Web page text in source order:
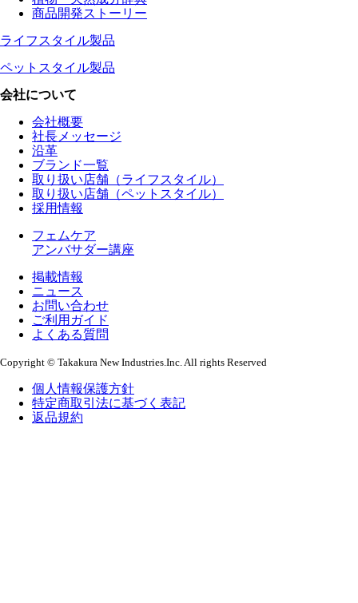
商品開発ストーリー
ライフスタイル製品
ペットスタイル製品
会社について
会社概要
社長メッセージ
沿革
ブランド一覧
取り扱い店舗（ライフスタイル）
取り扱い店舗（ペットスタイル）
採用情報
フェムケア
アンバサダー講座
掲載情報
ニュース
お問い合わせ
ご利用ガイド
よくある質問
Copyright © Takakura New Industries.Inc. All rights Reserved
個人情報保護方針
特定商取引法に基づく表記
返品規約